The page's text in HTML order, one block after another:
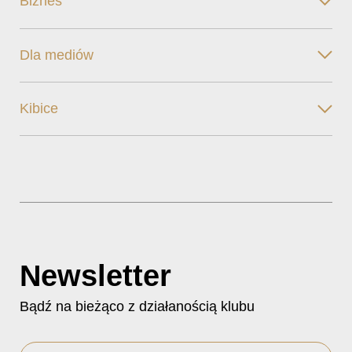
Dla mediów
Kibice
Newsletter
Bądź na bieżąco z działanością klubu